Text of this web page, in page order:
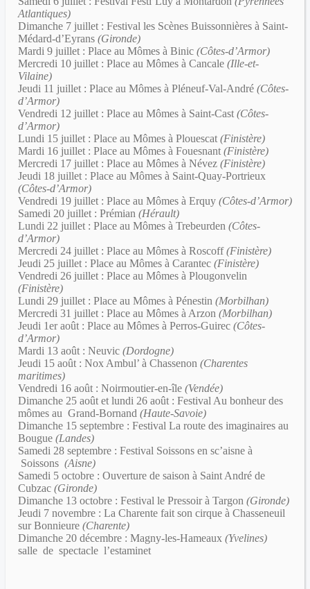
Atlantiques)
Dimanche 7 juillet : Festival les Scènes Buissonnières à Saint-
Médard-d’Eyrans (Gironde)
Mardi 9 juillet : Place au Mômes à Binic (Côtes-d’Armor)
Mercredi 10 juillet : Place au Mômes à Cancale (Ille-et-
Vilaine)
Jeudi 11 juillet : Place au Mômes à Pléneuf-Val-André (Côtes-
d’Armor)
Vendredi 12 juillet : Place au Mômes à Saint-Cast (Côtes-
d’Armor)
Lundi 15 juillet : Place au Mômes à Plouescat (Finistère)
Mardi 16 juillet : Place au Mômes à Fouesnant (Finistère)
Mercredi 17 juillet : Place au Mômes à Névez (Finistère)
Jeudi 18 juillet : Place au Mômes à Saint-Quay-Portrieux
(Côtes-d’Armor)
Vendredi 19 juillet : Place au Mômes à Erquy (Côtes-d’Armor)
Samedi 20 juillet : Prémian (Hérault)
Lundi 22 juillet : Place au Mômes à Trebeurden (Côtes-
d’Armor)
Mercredi 24 juillet : Place au Mômes à Roscoff(Finistère)
Jeudi 25 juillet : Place au Mômes à Carantec (Finistère)
Vendredi 26 juillet : Place au Mômes à Plougonvelin
(Finistère)
Lundi 29 juillet : Place au Mômes à Pénestin (Morbilhan)
Mercredi 31 juillet : Place au Mômes à Arzon (Morbilhan)
Jeudi 1er août : Place au Mômes à Perros-Guirec (Côtes-
d’Armor)
Mardi 13 août : Neuvic (Dordogne)
Jeudi 15 août : Nox Ambul’ à Chassenon (Charentes
maritimes)
Vendredi 16 août : Noirmoutier-en-île (Vendée)
Dimanche 25 août et lundi 26 août : Festival Au bonheur des
mômes au Grand-Bornand (Haute-Savoie)
Dimanche 15 septembre : Festival La route des imaginaires au
Bougue (Landes)
Samedi 28 septembre : Festival Soissons en sc’aisne à
Soissons (Aisne)
Samedi 5 octobre : Ouverture de saison à Saint André de
Cubzac (Gironde)
Dimanche 13 octobre : Festival le Pressoir à Targon (Gironde)
Jeudi 7 novembre : La Charente fait son cirque à Chasseneuil
sur Bonnieure (Charente)
Dimanche 20 décembre : Magny-les-Hameaux (Yvelines)
salle de spectacle l’estaminet